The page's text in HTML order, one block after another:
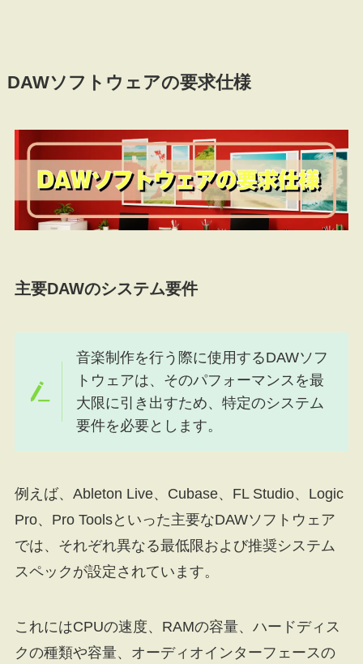
DAWソフトウェアの要求仕様
主要DAWのシステム要件
音楽制作を行う際に使用するDAWソフ
トウェアは、そのパフォーマンスを最
大限に引き出すため、特定のシステム
要件を必要とします。
例えば、Ableton Live、Cubase、FL Studio、Logic
Pro、Pro Toolsといった主要なDAWソフトウェア
では、それぞれ異なる最低限および推奨システム
スペックが設定されています。
これにはCPUの速度、RAMの容量、ハードディス
クの種類や容量、オーディオインターフェースの